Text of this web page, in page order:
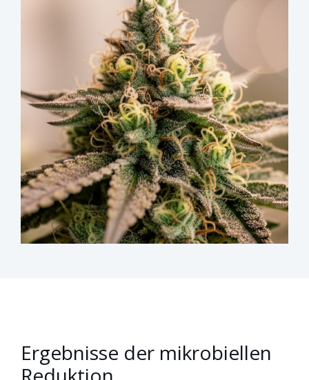
Ergebnisse der mikrobiellen